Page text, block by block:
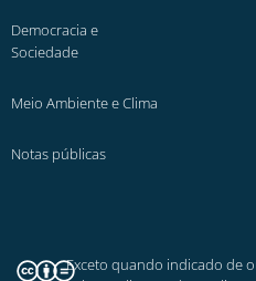
Democracia e
Sociedade
Meio Ambiente e Clima
Notas públicas
Exceto quando indicado de